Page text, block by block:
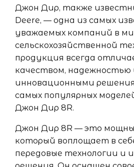
Джон Дир, также
Deere, — одна из самых
уважаемых компаний в
сельскохозяйственной
продукция всегда
качеством, надежностью
инновационными
самых популярных
Джон Дир 8R.
Джон Дир 8R — это
который воплощает в
передовые технологии и